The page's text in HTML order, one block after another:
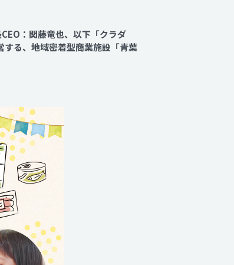
：関藤竜也、以下「クラダ
る、地域密着型商業施設「青葉